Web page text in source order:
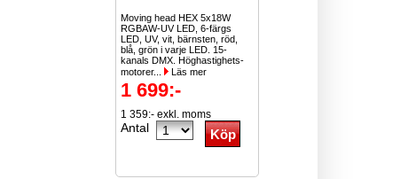
Moving head HEX 5x18W
RGBAW-UV LED, 6-färgs
LED, UV, vit, bärnsten, röd,
blå, grön i varje LED. 15-
kanals DMX. Höghastighets-
motorer...
Läs mer
1 699:-
1 359:- exkl. moms
Antal